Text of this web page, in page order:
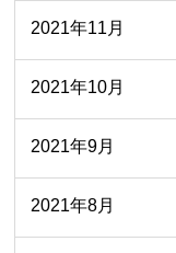
2021年11月
2021年10月
2021年9月
2021年8月